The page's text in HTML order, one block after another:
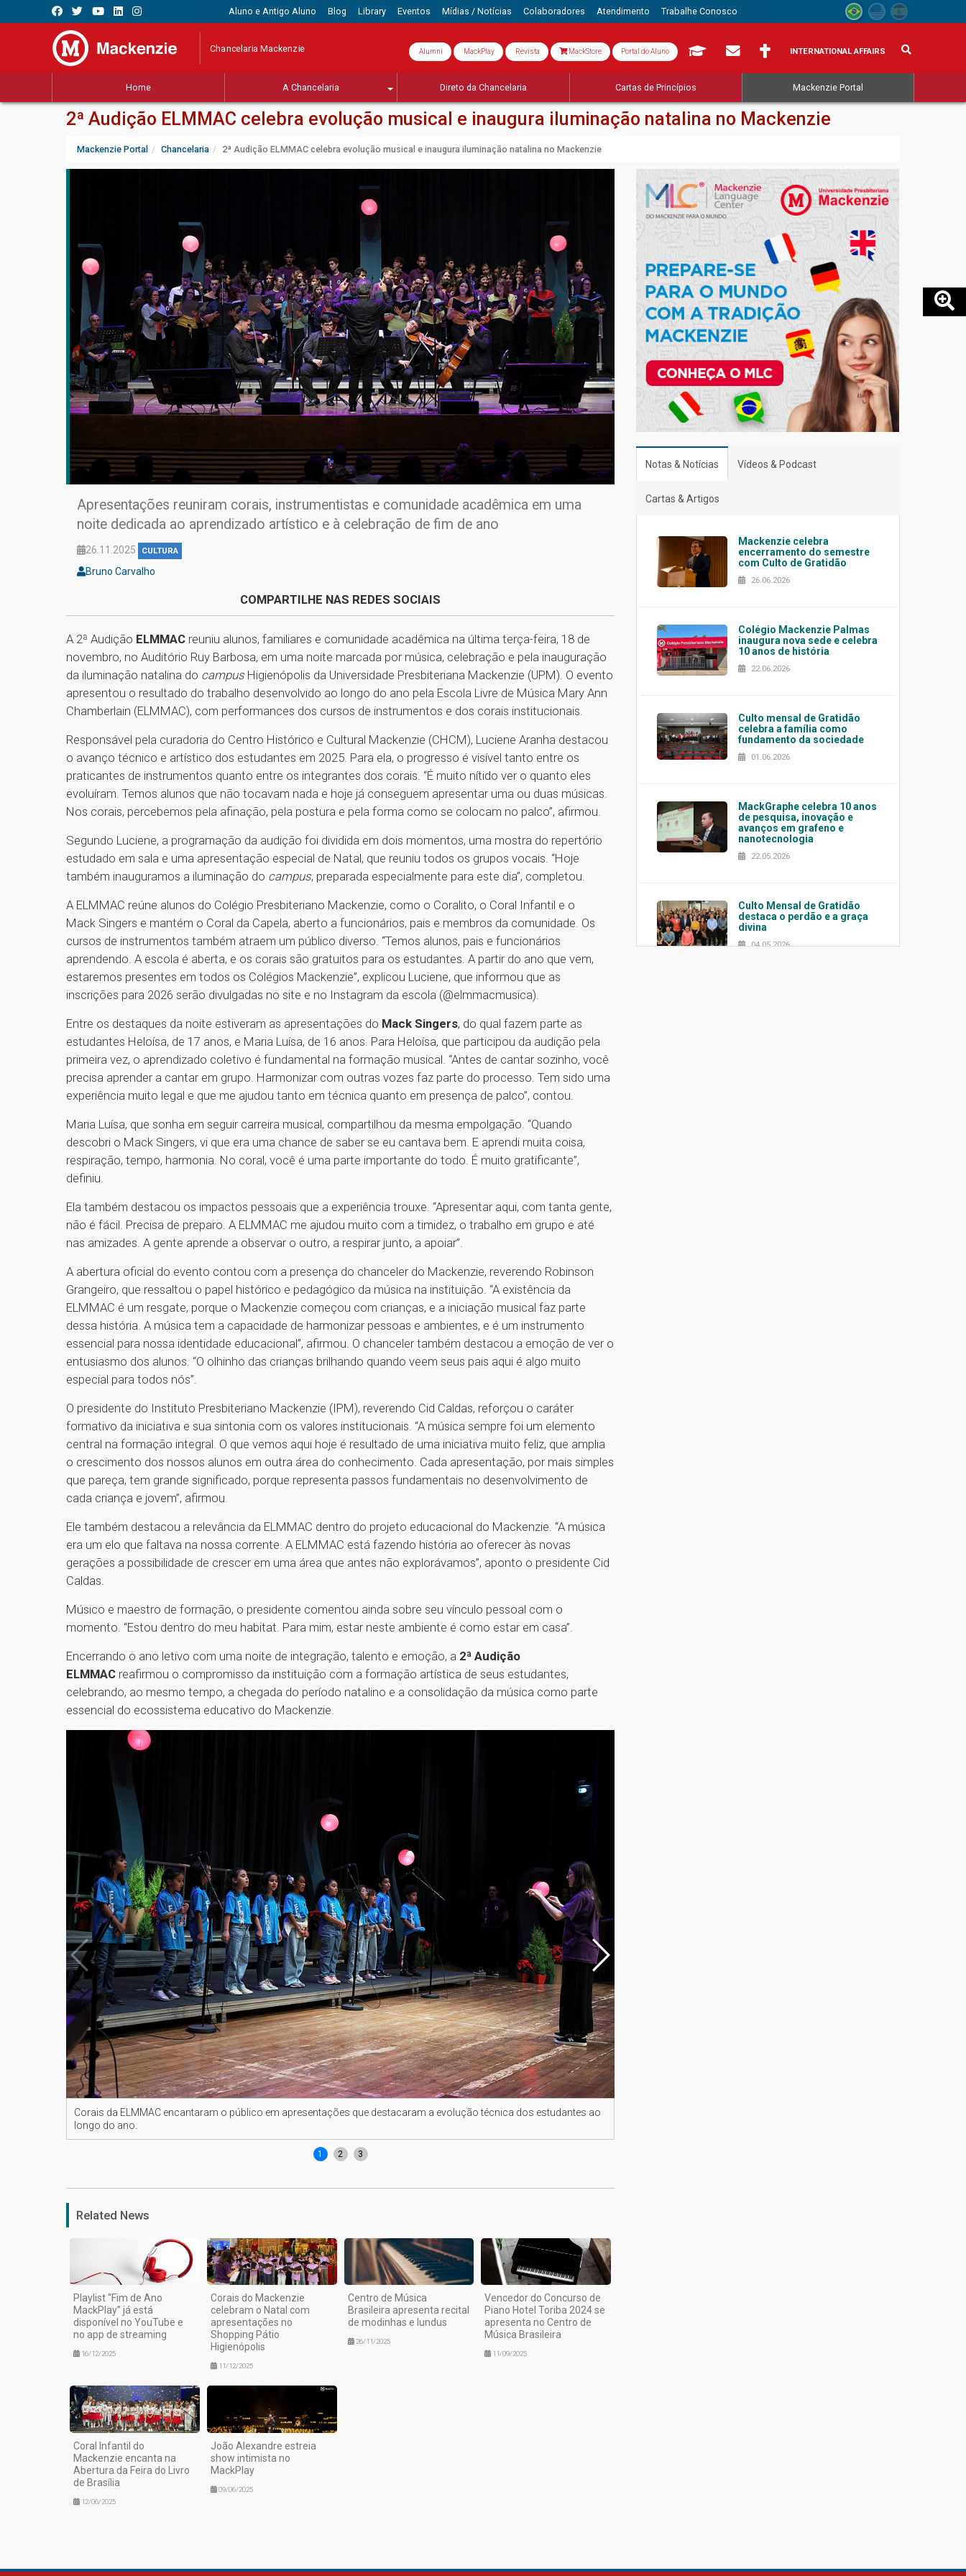
Aluno e Antigo Aluno Blog Library Eventos Mídias / Notícias Colaboradores Atendimento Trabalhe Conosco
Chancelaria Mackenzie Alumni MackPlay Revista MackStore Portal do Aluno INTERNATIONAL AFFAIRS
Home A Chancelaria Direto da Chancelaria Cartas de Princípios Mackenzie Portal
2ª Audição ELMMAC celebra evolução musical e inaugura iluminação natalina no Mackenzie
Mackenzie Portal Chancelaria 2ª Audição ELMMAC celebra evolução musical e inaugura iluminação natalina no Mackenzie
Apresentações reuniram corais, instrumentistas e comunidade acadêmica em uma
noite dedicada ao aprendizado artístico e à celebração de fim de ano
26.11.2025 CULTURA
Bruno Carvalho
COMPARTILHE NAS REDES SOCIAIS
A 2ª Audição ELMMAC reuniu alunos, familiares e comunidade acadêmica na última terça-feira, 18 de
novembro, no Auditório Ruy Barbosa, em uma noite marcada por música, celebração e pela inauguração
da iluminação natalina do campus Higienópolis da Universidade Presbiteriana Mackenzie (UPM). O evento
apresentou o resultado do trabalho desenvolvido ao longo do ano pela Escola Livre de Música Mary Ann
Chamberlain (ELMMAC), com performances dos cursos de instrumentos e dos corais institucionais.
Responsável pela curadoria do Centro Histórico e Cultural Mackenzie (CHCM), Luciene Aranha destacou
o avanço técnico e artístico dos estudantes em 2025. Para ela, o progresso é visível tanto entre os
praticantes de instrumentos quanto entre os integrantes dos corais. “É muito nítido ver o quanto eles
evoluíram. Temos alunos que não tocavam nada e hoje já conseguem apresentar uma ou duas músicas.
Nos corais, percebemos pela afinação, pela postura e pela forma como se colocam no palco”, afirmou.
Segundo Luciene, a programação da audição foi dividida em dois momentos, uma mostra do repertório
estudado em sala e uma apresentação especial de Natal, que reuniu todos os grupos vocais. “Hoje
também inauguramos a iluminação do campus, preparada especialmente para este dia”, completou.
A ELMMAC reúne alunos do Colégio Presbiteriano Mackenzie, como o Coralito, o Coral Infantil e o
Mack Singers e mantém o Coral da Capela, aberto a funcionários, pais e membros da comunidade. Os
cursos de instrumentos também atraem um público diverso. “Temos alunos, pais e funcionários
aprendendo. A escola é aberta, e os corais são gratuitos para os estudantes. A partir do ano que vem,
estaremos presentes em todos os Colégios Mackenzie”, explicou Luciene, que informou que as
inscrições para 2026 serão divulgadas no site e no Instagram da escola (@elmmacmusica).
Entre os destaques da noite estiveram as apresentações do Mack Singers, do qual fazem parte as
estudantes Heloísa, de 17 anos, e Maria Luísa, de 16 anos. Para Heloísa, que participou da audição pela
primeira vez, o aprendizado coletivo é fundamental na formação musical. “Antes de cantar sozinho, você
precisa aprender a cantar em grupo. Harmonizar com outras vozes faz parte do processo. Tem sido uma
experiência muito legal e que me ajudou tanto em técnica quanto em presença de palco”, contou.
Maria Luísa, que sonha em seguir carreira musical, compartilhou da mesma empolgação. “Quando
descobri o Mack Singers, vi que era uma chance de saber se eu cantava bem. E aprendi muita coisa,
respiração, tempo, harmonia. No coral, você é uma parte importante do todo. É muito gratificante”,
definiu.
Ela também destacou os impactos pessoais que a experiência trouxe. “Apresentar aqui, com tanta gente,
não é fácil. Precisa de preparo. A ELMMAC me ajudou muito com a timidez, o trabalho em grupo e até
nas amizades. A gente aprende a observar o outro, a respirar junto, a apoiar”.
A abertura oficial do evento contou com a presença do chanceler do Mackenzie, reverendo Robinson
Grangeiro, que ressaltou o papel histórico e pedagógico da música na instituição. “A existência da
ELMMAC é um resgate, porque o Mackenzie começou com crianças, e a iniciação musical faz parte
dessa história. A música tem a capacidade de harmonizar pessoas e ambientes, e é um instrumento
essencial para nossa identidade educacional”, afirmou. O chanceler também destacou a emoção de ver o
entusiasmo dos alunos. “O olhinho das crianças brilhando quando veem seus pais aqui é algo muito
especial para todos nós”.
O presidente do Instituto Presbiteriano Mackenzie (IPM), reverendo Cid Caldas, reforçou o caráter
formativo da iniciativa e sua sintonia com os valores institucionais. “A música sempre foi um elemento
central na formação integral. O que vemos aqui hoje é resultado de uma iniciativa muito feliz, que amplia
o crescimento dos nossos alunos em outra área do conhecimento. Cada apresentação, por mais simples
que pareça, tem grande significado, porque representa passos fundamentais no desenvolvimento de
cada criança e jovem”, afirmou.
Ele também destacou a relevância da ELMMAC dentro do projeto educacional do Mackenzie. “A música
era um elo que faltava na nossa corrente. A ELMMAC está fazendo história ao oferecer às novas
gerações a possibilidade de crescer em uma área que antes não explorávamos”, aponto o presidente Cid
Caldas.
Músico e maestro de formação, o presidente comentou ainda sobre seu vínculo pessoal com o
momento. “Estou dentro do meu habitat. Para mim, estar neste ambiente é como estar em casa”.
Encerrando o ano letivo com uma noite de integração, talento e emoção, a 2ª Audição
ELMMAC reafirmou o compromisso da instituição com a formação artística de seus estudantes,
celebrando, ao mesmo tempo, a chegada do período natalino e a consolidação da música como parte
essencial do ecossistema educativo do Mackenzie.
Corais da ELMMAC encantaram o público em apresentações que destacaram a evolução técnica dos estudantes ao
longo do ano.
1 2 3
Related News
Playlist “Fim de Ano
MackPlay” já está
disponível no YouTube e
no app de streaming
16/12/2025
Corais do Mackenzie
celebram o Natal com
apresentações no
Shopping Pátio
Higienópolis
11/12/2025
Centro de Música
Brasileira apresenta recital
de modinhas e lundus
26/11/2025
Vencedor do Concurso de
Piano Hotel Toriba 2024 se
apresenta no Centro de
Música Brasileira
11/09/2025
Coral Infantil do
Mackenzie encanta na
Abertura da Feira do Livro
de Brasília
12/06/2025
João Alexandre estreia
show intimista no
MackPlay
09/06/2025
Notas & Notícias Vídeos & Podcast
Cartas & Artigos
Mackenzie celebra
encerramento do semestre
com Culto de Gratidão
26.06.2026
Colégio Mackenzie Palmas
inaugura nova sede e celebra
10 anos de história
22.06.2026
Culto mensal de Gratidão
celebra a família como
fundamento da sociedade
01.06.2026
MackGraphe celebra 10 anos
de pesquisa, inovação e
avanços em grafeno e
nanotecnologia
22.05.2026
Culto Mensal de Gratidão
destaca o perdão e a graça
divina
04.05.2026